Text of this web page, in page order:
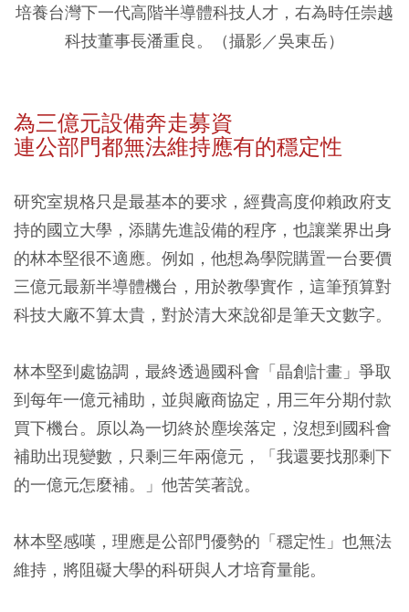
培養台灣下一代高階半導體科技人才，右為時任崇越
科技董事長潘重良。（攝影／吳東岳）
為三億元設備奔走募資
連公部門都無法維持應有的穩定性
研究室規格只是最基本的要求，經費高度仰賴政府支
持的國立大學，添購先進設備的程序，也讓業界出身
的林本堅很不適應。例如，他想為學院購置一台要價
三億元最新半導體機台，用於教學實作，這筆預算對
科技大廠不算太貴，對於清大來說卻是筆天文數字。
林本堅到處協調，最終透過國科會「晶創計畫」爭取
到每年一億元補助，並與廠商協定，用三年分期付款
買下機台。原以為一切終於塵埃落定，沒想到國科會
補助出現變數，只剩三年兩億元，「我還要找那剩下
的一億元怎麼補。」他苦笑著說。
林本堅感嘆，理應是公部門優勢的「穩定性」也無法
維持，將阻礙大學的科研與人才培育量能。